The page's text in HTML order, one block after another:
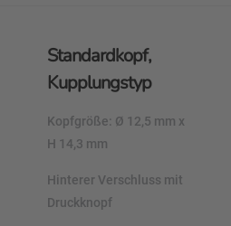
Standardkopf,
Kupplungstyp
Kopfgröße: Ø 12,5 mm x
H 14,3 mm
Hinterer Verschluss mit
Druckknopf